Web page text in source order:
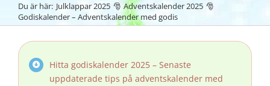
Du är här: Julklappar 2025
Adventskalender 2025
Godiskalender – Adventskalender med godis
Hitta godiskalender 2025 – Senaste
uppdaterade tips på adventskalender med